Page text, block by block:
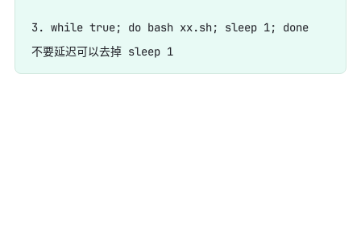
3. while true; do bash xx.sh; sleep 1; done